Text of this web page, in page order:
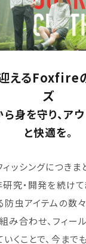
えるFoxfire
ズ
身を守り、ア
と快適を。
ィッシングにつきま
研究・開発を続け
防虫アイテムの数々
み合わせ、フィー
くことで、今まで